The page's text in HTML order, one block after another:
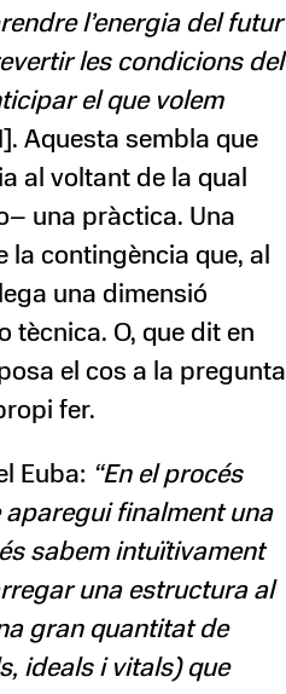
l’energia del futur
les condicions del
el que volem
Aquesta sembla que
al voltant de la qual
una pràctica. Una
la contingència que, al
una dimensió
tècnica. O, que dit en
el cos a la pregunta
fer.
Euba: “En el procés
finalment una
sabem intuïtivament
una estructura al
gran quantitat de
ideals i vitals) que